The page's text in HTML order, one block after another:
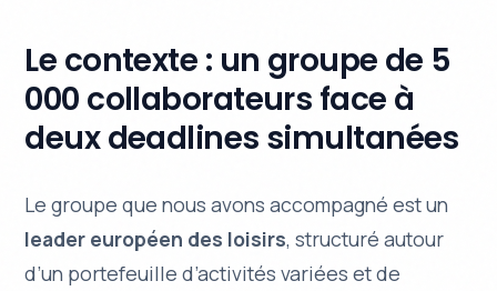
Le contexte : un groupe de 5
000 collaborateurs face à
deux deadlines simultanées
Le groupe que nous avons accompagné est un
leader européen des loisirs, structuré autour
d’un portefeuille d’activités variées et de